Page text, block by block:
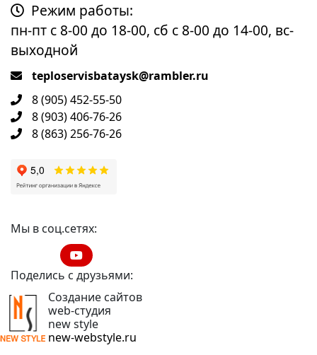
Режим работы:
пн-пт с 8-00 до 18-00, сб с 8-00 до 14-00, вс-
выходной
teploservisbataysk@rambler.ru
8 (905) 452-55-50
8 (903) 406-76-26
8 (863) 256-76-26
Мы в соц.сетях:
Поделись с друзьями:
Создание сайтов
web-студия
new style
new-webstyle.ru